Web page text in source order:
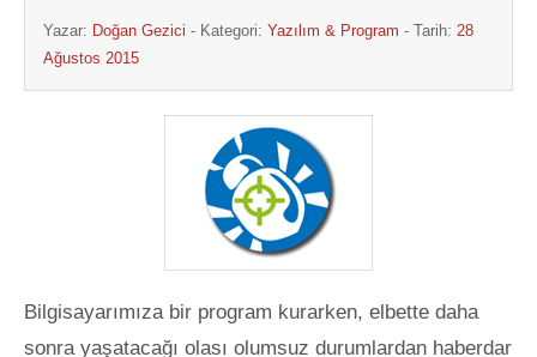
Yazar: Doğan Gezici - Kategori: Yazılım & Program - Tarih: 28
Ağustos 2015
Bilgisayarımıza bir program kurarken, elbette daha
sonra yaşatacağı olası olumsuz durumlardan haberdar